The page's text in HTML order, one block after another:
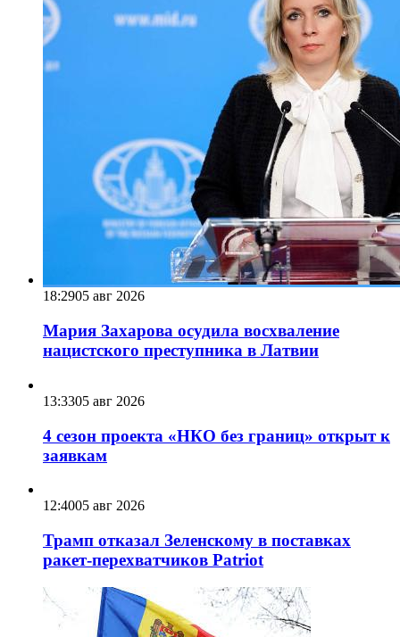
18:2905 авг 2026
Мария Захарова осудила восхваление
нацистского преступника в Латвии
13:3305 авг 2026
4 сезон проекта «НКО без границ» открыт к
заявкам
12:4005 авг 2026
Трамп отказал Зеленскому в поставках
ракет-перехватчиков Patriot